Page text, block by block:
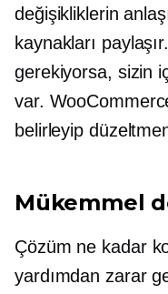
değişikliklerin
kaynakları
gerekiyorsa, sizin
var.
belirleyip
Mükemmel
Çözüm ne kadar
yardımdan zarar